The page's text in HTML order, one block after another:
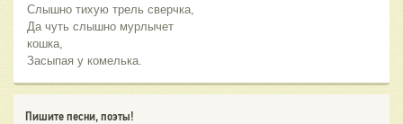
Слышно тихую трель сверчка,
Да чуть слышно мурлычет
кошка,
Засыпая у комелька.
Пишите песни, поэты!